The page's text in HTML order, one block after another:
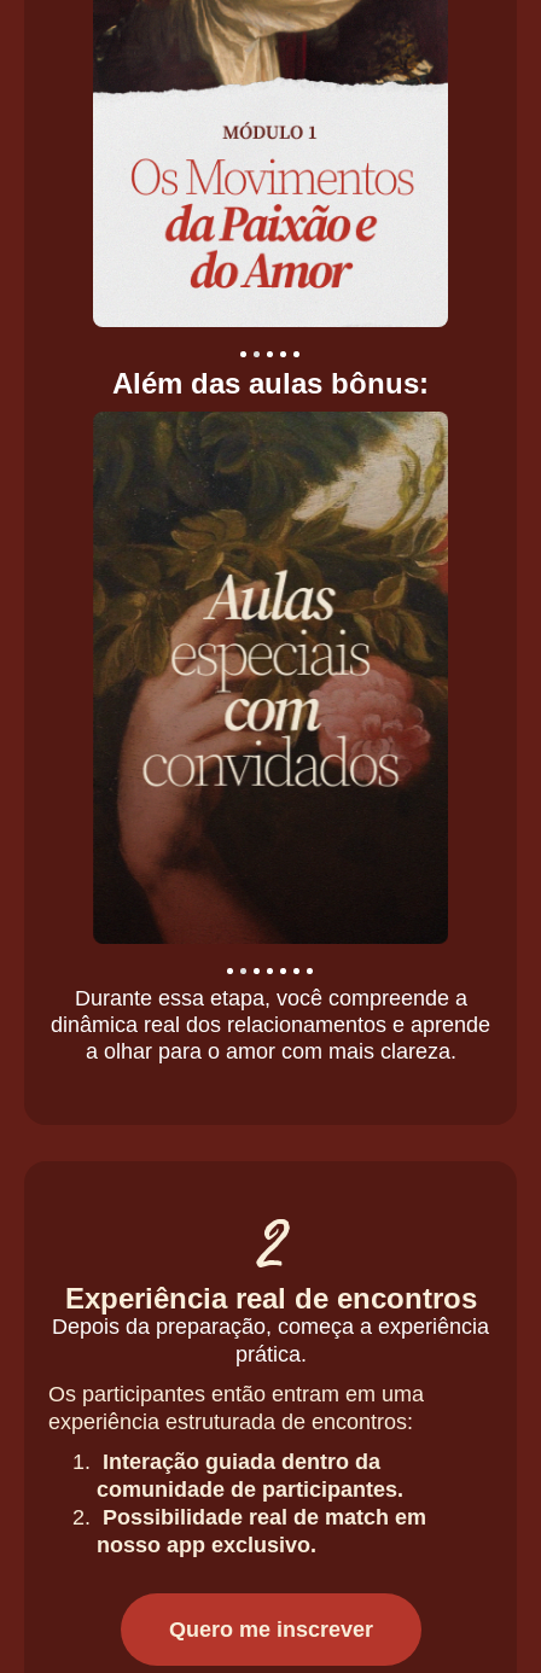
Além das aulas bônus:
Durante essa etapa, você compreende a
dinâmica real dos relacionamentos e aprende
a olhar para o amor com mais clareza.
2
Experiência real de encontros
Depois da preparação, começa a experiência
prática.
Os participantes então entram em uma
experiência estruturada de encontros:
Interação guiada dentro da
comunidade de participantes.
Possibilidade real de match em
nosso app exclusivo.
Quero me inscrever